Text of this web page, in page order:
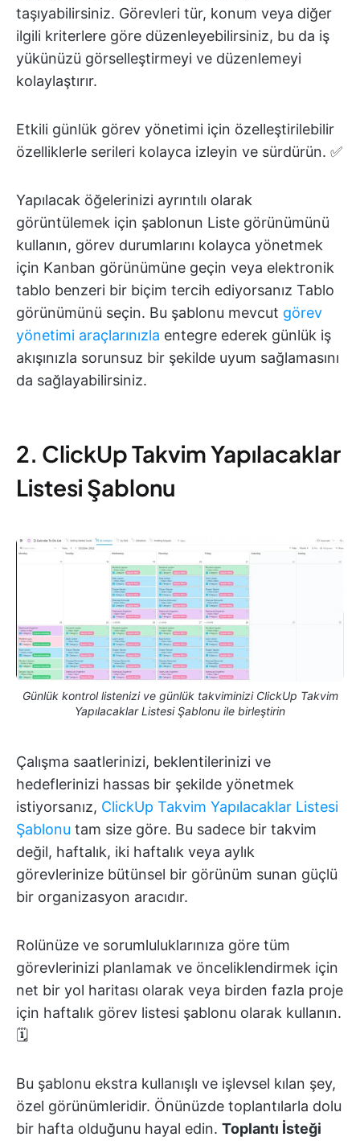
taşıyabilirsiniz. Görevleri tür, konum veya diğer
ilgili kriterlere göre düzenleyebilirsiniz, bu da iş
yükünüzü görselleştirmeyi ve düzenlemeyi
kolaylaştırır.
Etkili günlük görev yönetimi için özelleştirilebilir
özelliklerle serileri kolayca izleyin ve sürdürün. ✅
Yapılacak öğelerinizi ayrıntılı olarak
görüntülemek için şablonun Liste görünümünü
kullanın, görev durumlarını kolayca yönetmek
için Kanban görünümüne geçin veya elektronik
tablo benzeri bir biçim tercih ediyorsanız Tablo
görünümünü seçin. Bu şablonu mevcut görev
yönetimi araçlarınızla entegre ederek günlük iş
akışınızla sorunsuz bir şekilde uyum sağlamasını
da sağlayabilirsiniz.
2. ClickUp Takvim Yapılacaklar
Listesi Şablonu
Günlük kontrol listenizi ve günlük takviminizi ClickUp Takvim
Yapılacaklar Listesi Şablonu ile birleştirin
Çalışma saatlerinizi, beklentilerinizi ve
hedeflerinizi hassas bir şekilde yönetmek
istiyorsanız, ClickUp Takvim Yapılacaklar Listesi
Şablonu tam size göre. Bu sadece bir takvim
değil, haftalık, iki haftalık veya aylık
görevlerinize bütünsel bir görünüm sunan güçlü
bir organizasyon aracıdır.
Rolünüze ve sorumluluklarınıza göre tüm
görevlerinizi planlamak ve önceliklendirmek için
net bir yol haritası olarak veya birden fazla proje
için haftalık görev listesi şablonu olarak kullanın.
🗓️
Bu şablonu ekstra kullanışlı ve işlevsel kılan şey,
özel görünümleridir. Önünüzde toplantılarla dolu
bir hafta olduğunu hayal edin. Toplantı İsteği